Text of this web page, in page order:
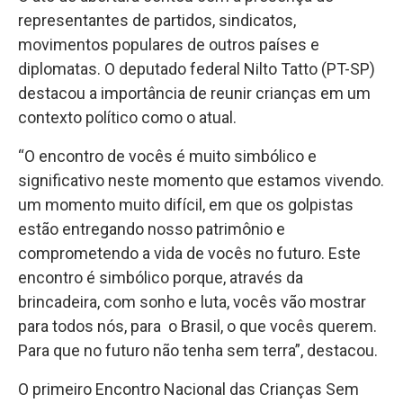
representantes de partidos, sindicatos,
movimentos populares de outros países e
diplomatas. O deputado federal Nilto Tatto (PT-SP)
destacou a importância de reunir crianças em um
contexto político como o atual.
“O encontro de vocês é muito simbólico e
significativo neste momento que estamos vivendo.
um momento muito difícil, em que os golpistas
estão entregando nosso patrimônio e
comprometendo a vida de vocês no futuro. Este
encontro é simbólico porque, através da
brincadeira, com sonho e luta, vocês vão mostrar
para todos nós, para o Brasil, o que vocês querem.
Para que no futuro não tenha sem terra”, destacou.
O primeiro Encontro Nacional das Crianças Sem